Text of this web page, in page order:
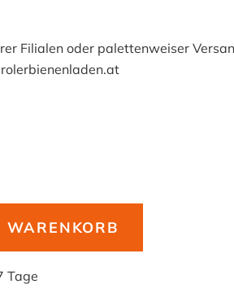
Filialen oder palettenweiser
WARENKORB
Tage